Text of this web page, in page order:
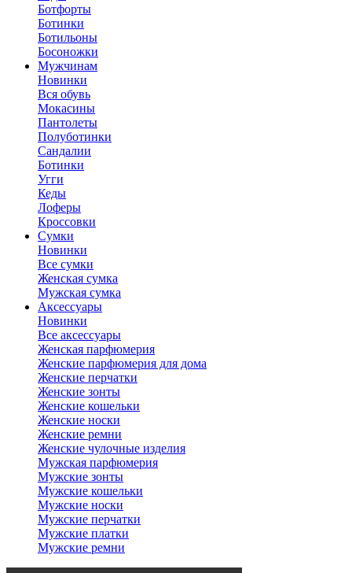
Ботфорты
Ботинки
Ботильоны
Босоножки
Мужчинам
Новинки
Вся обувь
Мокасины
Пантолеты
Полуботинки
Сандалии
Ботинки
Угги
Кеды
Лоферы
Кроссовки
Сумки
Новинки
Все сумки
Женская сумка
Мужская сумка
Аксессуары
Новинки
Все аксессуары
Женская парфюмерия
Женские парфюмерия для дома
Женские перчатки
Женские зонты
Женские кошельки
Женские носки
Женские ремни
Женские чулочные изделия
Мужская парфюмерия
Мужские зонты
Мужские кошельки
Мужские носки
Мужские перчатки
Мужские платки
Мужские ремни